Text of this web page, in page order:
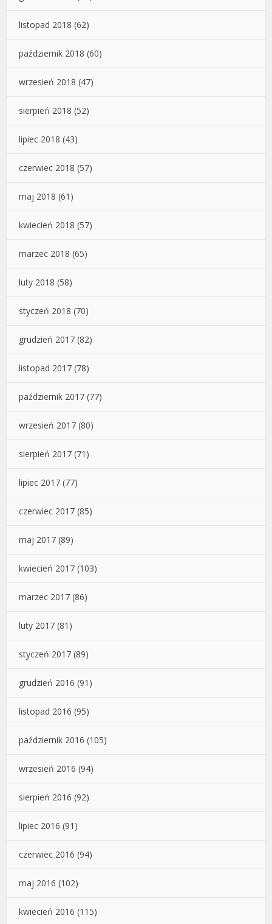
listopad 2018 (62)
październik 2018 (60)
wrzesień 2018 (47)
sierpień 2018 (52)
lipiec 2018 (43)
czerwiec 2018 (57)
maj 2018 (61)
kwiecień 2018 (57)
marzec 2018 (65)
luty 2018 (58)
styczeń 2018 (70)
grudzień 2017 (82)
listopad 2017 (78)
październik 2017 (77)
wrzesień 2017 (80)
sierpień 2017 (71)
lipiec 2017 (77)
czerwiec 2017 (85)
maj 2017 (89)
kwiecień 2017 (103)
marzec 2017 (86)
luty 2017 (81)
styczeń 2017 (89)
grudzień 2016 (91)
listopad 2016 (95)
październik 2016 (105)
wrzesień 2016 (94)
sierpień 2016 (92)
lipiec 2016 (91)
czerwiec 2016 (94)
maj 2016 (102)
kwiecień 2016 (115)